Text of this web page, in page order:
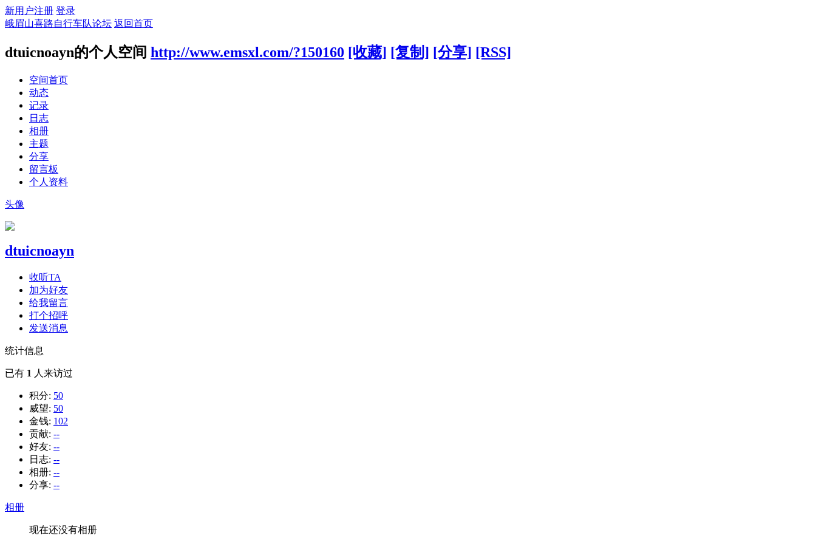
新用户注册 登录
峨眉山喜路自行车队论坛 返回首页
dtuicnoayn的个人空间 http://www.emsxl.com/?150160 [收藏] [复制] [分享] [RSS]
空间首页
动态
记录
日志
相册
主题
分享
留言板
个人资料
头像
dtuicnoayn
收听TA
加为好友
给我留言
打个招呼
发送消息
统计信息
已有 1 人来访过
积分: 50
威望: 50
金钱: 102
贡献: --
好友: --
日志: --
相册: --
分享: --
相册
现在还没有相册